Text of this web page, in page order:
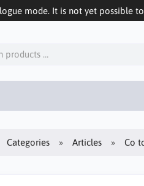
mode. It is not yet possible
Categories Articles Co